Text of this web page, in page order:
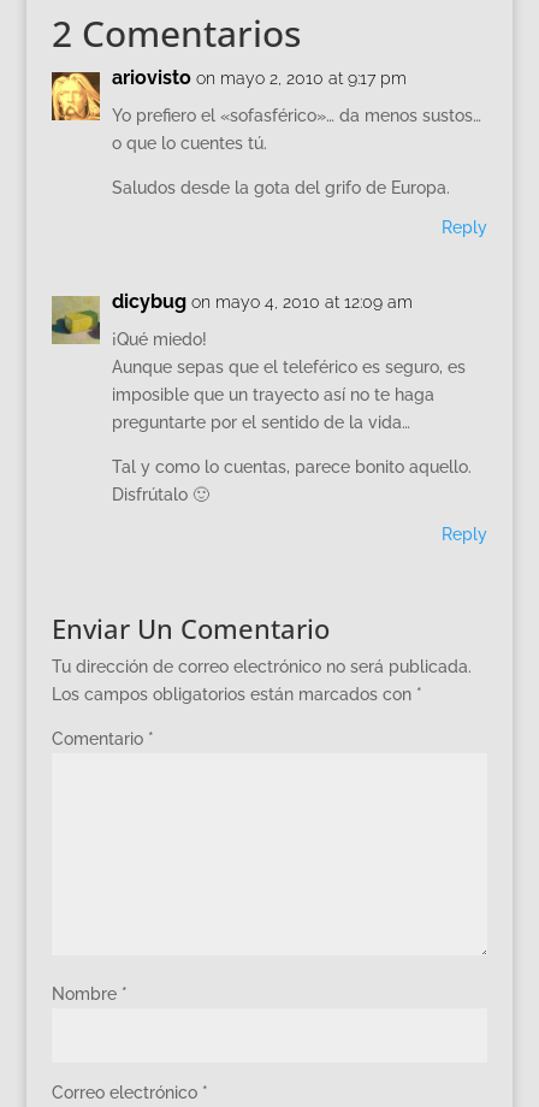
2 Comentarios
ariovisto on mayo 2, 2010 at 9:17 pm
Yo prefiero el «sofasférico»… da menos sustos…
o que lo cuentes tú.
Saludos desde la gota del grifo de Europa.
Reply
dicybug on mayo 4, 2010 at 12:09 am
¡Qué miedo!
Aunque sepas que el teleférico es seguro, es
imposible que un trayecto así no te haga
preguntarte por el sentido de la vida…
Tal y como lo cuentas, parece bonito aquello.
Disfrútalo 🙂
Reply
Enviar Un Comentario
Tu dirección de correo electrónico no será publicada.
Los campos obligatorios están marcados con *
Comentario *
Nombre *
Correo electrónico *